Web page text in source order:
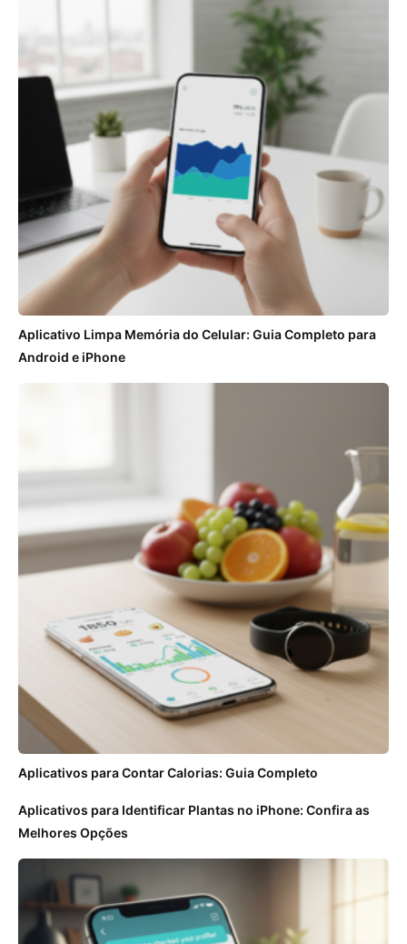
Aplicativo Limpa Memória do Celular: Guia Completo para
Android e iPhone
Aplicativos para Contar Calorias: Guia Completo
Aplicativos para Identificar Plantas no iPhone: Confira as
Melhores Opções